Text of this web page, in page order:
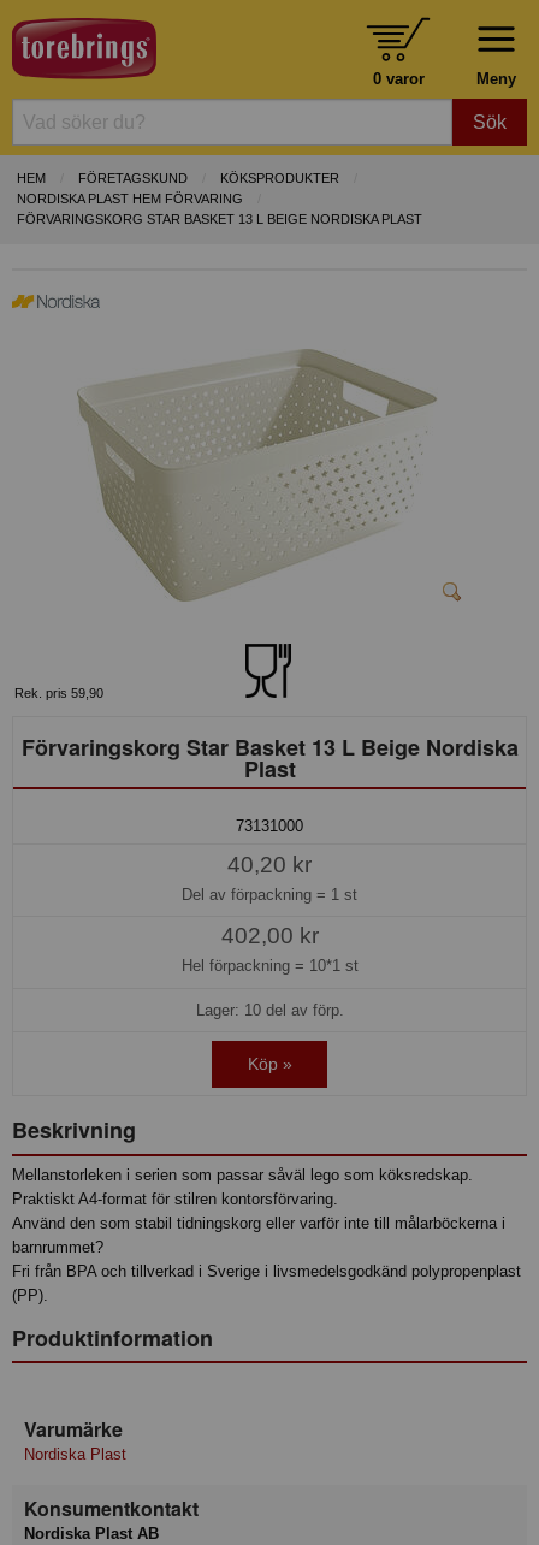
Meny
0 varor
Sök
HEM FÖRETAGSKUND
KÖKSPRODUKTER
NORDISKA PLAST HEM FÖRVARING
FÖRVARINGSKORG STAR BASKET 13 L BEIGE NORDISKA PLAST
Rek. pris 59,90
Förvaringskorg Star Basket 13 L Beige Nordiska
Plast
73131000
40,20 kr
Del av förpackning = 1 st
402,00 kr
Hel förpackning = 10*1 st
Lager: 10 del av förp.
Köp »
Beskrivning
Mellanstorleken i serien som passar såväl lego som köksredskap.
Praktiskt A4-format för stilren kontorsförvaring.
Använd den som stabil tidningskorg eller varför inte till målarböckerna i
barnrummet?
Fri från BPA och tillverkad i Sverige i livsmedelsgodkänd polypropenplast
(PP).
Produktinformation
Varumärke
Nordiska Plast
Konsumentkontakt
Nordiska Plast AB